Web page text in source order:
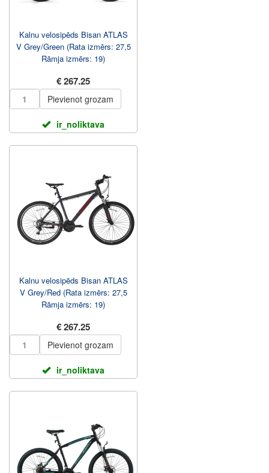
Kalnu velosipēds Bisan ATLAS
V Grey/Green (Rata izmērs: 27,5
Rāmja izmērs: 19)
€ 267.25
Pievienot grozam
ir_noliktava
Kalnu velosipēds Bisan ATLAS
V Grey/Red (Rata izmērs: 27,5
Rāmja izmērs: 19)
€ 267.25
Pievienot grozam
ir_noliktava